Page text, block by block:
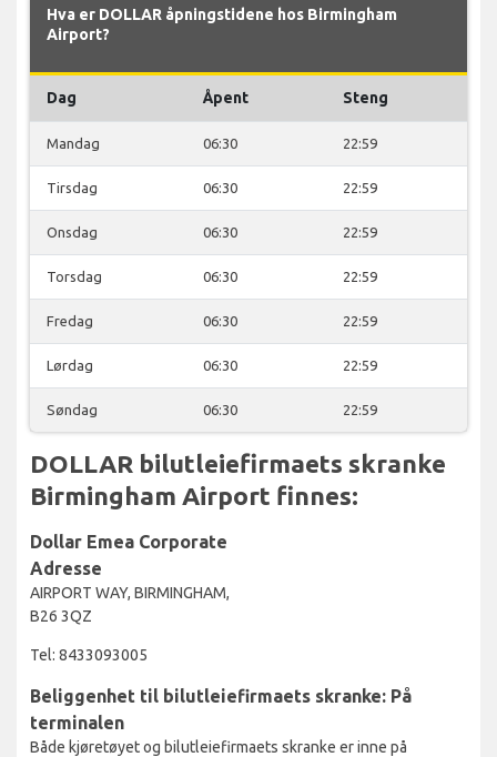
Hva er DOLLAR åpningstidene hos Birmingham
Airport?
Dag Åpent Steng
Mandag 06:30 22:59
Tirsdag 06:30 22:59
Onsdag 06:30 22:59
Torsdag 06:30 22:59
Fredag 06:30 22:59
Lørdag 06:30 22:59
Søndag 06:30 22:59
DOLLAR bilutleiefirmaets skranke
Birmingham Airport finnes:
Dollar Emea Corporate
Adresse
AIRPORT WAY, BIRMINGHAM,
B26 3QZ
Tel: 8433093005
Beliggenhet til bilutleiefirmaets skranke: På
terminalen
Både kjøretøyet og bilutleiefirmaets skranke er inne på